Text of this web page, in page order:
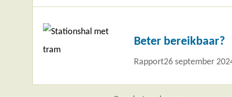
Beter bereikbaar?
Rapport26 september
meer